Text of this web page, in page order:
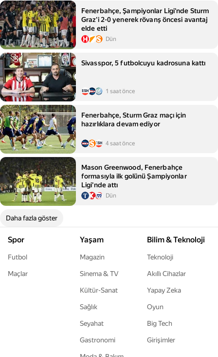
Fenerbahçe, Şampiyonlar Ligi'nde Sturm
Graz'i 2-0 yenerek rövanş öncesi avantaj
elde etti
Dün
Sivasspor, 5 futbolcuyu kadrosuna kattı
1 saat önce
Fenerbahçe, Sturm Graz maçı için
hazırlıklara devam ediyor
4 saat önce
Mason Greenwood, Fenerbahçe
formasıyla ilk golünü Şampiyonlar
Ligi'nde attı
Dün
Daha fazla göster
Spor
Futbol
Maçlar
Yaşam
Magazin
Sinema & TV
Kültür-Sanat
Sağlık
Seyahat
Gastronomi
Bilim & Teknoloji
Teknoloji
Akıllı Cihazlar
Yapay Zeka
Oyun
Big Tech
Girişimler